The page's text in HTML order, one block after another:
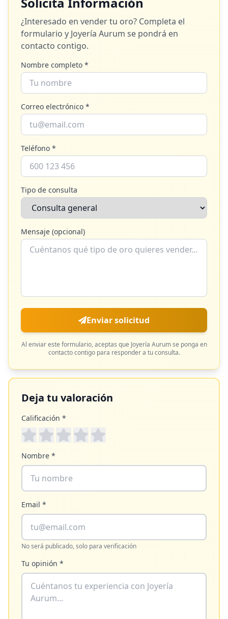
¿Interesado en vender tu oro? Completa el
formulario y Joyería Aurum se pondrá en
contacto contigo.
Nombre completo *
Correo electrónico *
Teléfono *
Tipo de consulta
Mensaje (opcional)
Enviar solicitud
Al enviar este formulario, aceptas que Joyería Aurumse ponga en
contacto contigo para responder a tu consulta.
Deja tu valoración
Calificación *
Nombre *
Email *
No será publicado, solo para verificación
Tu opinión *